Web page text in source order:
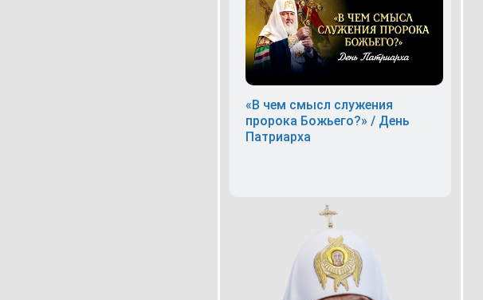
«В чем смысл служения
пророка Божьего?» / День
Патриарха